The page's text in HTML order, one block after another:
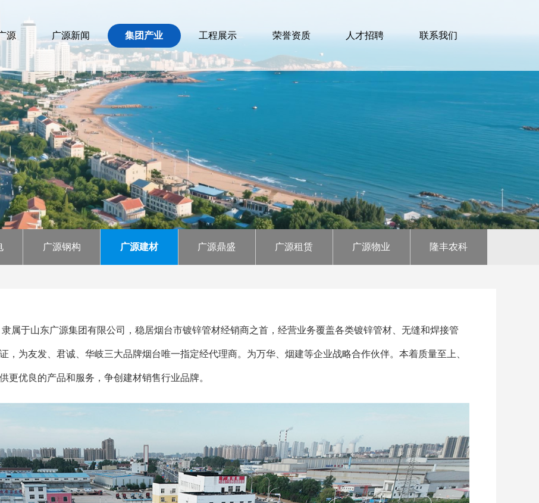
源 广源新闻 集团产业 工程展示 荣誉资质 人才招聘 联系我们
广源钢构 广源建材 广源鼎盛 广源租赁 广源物业 隆丰农科
于山东广源集团有限公司，稳居烟台市镀锌管材经销商之首，经营业务覆盖各类镀锌管材、无缝和焊接管
，为友发、君诚、华岐三大品牌烟台唯一指定经代理商。为万华、烟建等企业战略合作伙伴。本着质量至上、
更优良的产品和服务，争创建材销售行业品牌。